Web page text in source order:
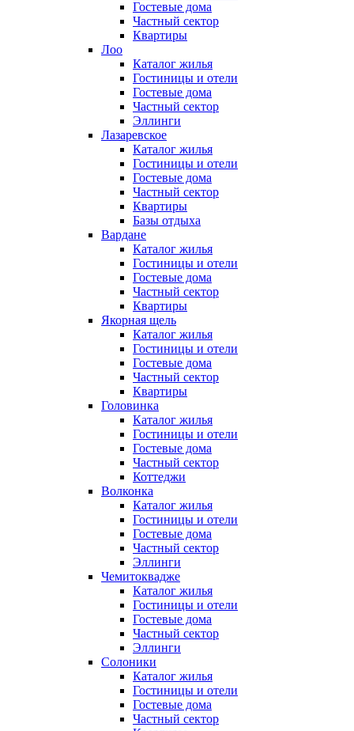
Гостевые дома
Частный сектор
Квартиры
Лоо
Каталог жилья
Гостиницы и отели
Гостевые дома
Частный сектор
Эллинги
Лазаревское
Каталог жилья
Гостиницы и отели
Гостевые дома
Частный сектор
Квартиры
Базы отдыха
Вардане
Каталог жилья
Гостиницы и отели
Гостевые дома
Частный сектор
Квартиры
Якорная щель
Каталог жилья
Гостиницы и отели
Гостевые дома
Частный сектор
Квартиры
Головинка
Каталог жилья
Гостиницы и отели
Гостевые дома
Частный сектор
Коттеджи
Волконка
Каталог жилья
Гостиницы и отели
Гостевые дома
Частный сектор
Эллинги
Чемитоквадже
Каталог жилья
Гостиницы и отели
Гостевые дома
Частный сектор
Эллинги
Солоники
Каталог жилья
Гостиницы и отели
Гостевые дома
Частный сектор